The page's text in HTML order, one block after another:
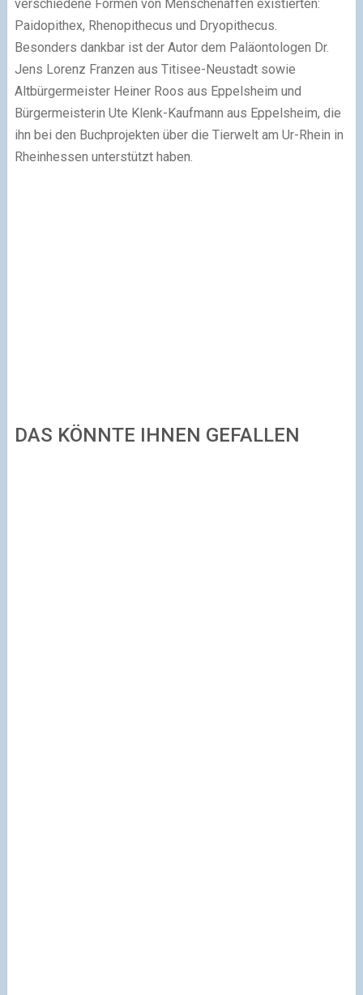
verschiedene Formen von Menschenaffen existierten:
Paidopithex, Rhenopithecus und Dryopithecus.
Besonders dankbar ist der Autor dem Paläontologen Dr.
Jens Lorenz Franzen aus Titisee-Neustadt sowie
Altbürgermeister Heiner Roos aus Eppelsheim und
Bürgermeisterin Ute Klenk-Kaufmann aus Eppelsheim, die
ihn bei den Buchprojekten über die Tierwelt am Ur-Rhein in
Rheinhessen unterstützt haben.
DAS KÖNNTE IHNEN GEFALLEN